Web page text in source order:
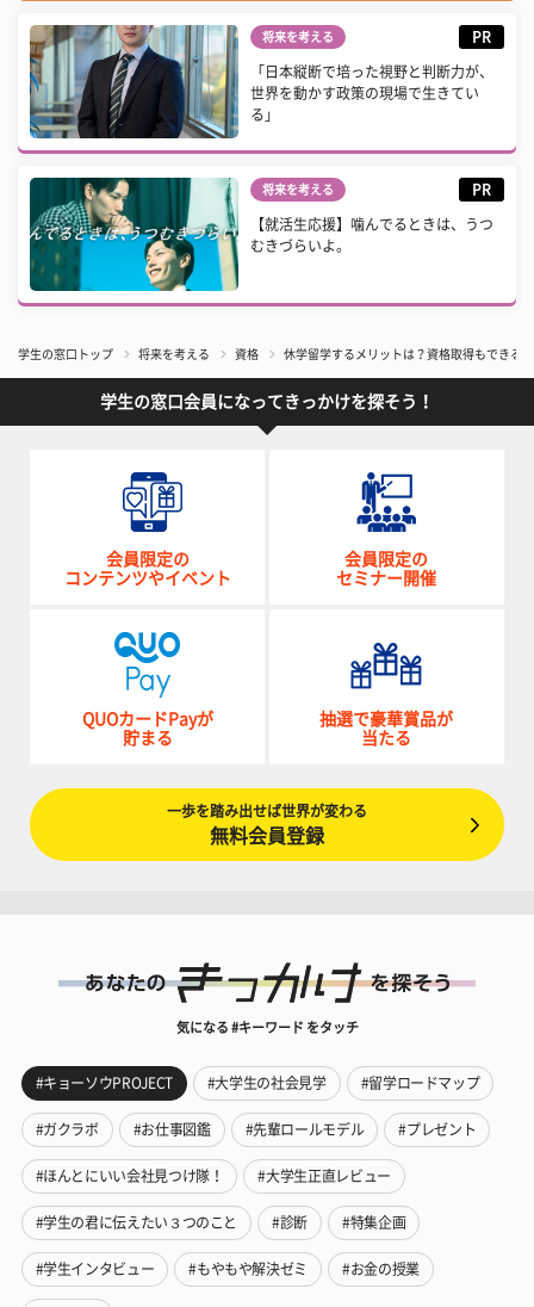
将来を考える PR
「日本縦断で培った視野と判断力が、
世界を動かす政策の現場で生きてい
る」
将来を考える PR
【就活生応援】噛んでるときは、うつ
むきづらいよ。
学生の窓口トップ 将来を考える 資格 休学留学するメリットは？資格取得もできる
学生の窓口会員になってきっかけを探そう！
会員限定の
コンテンツやイベント
会員限定の
セミナー開催
QUOカードPayが
貯まる
抽選で豪華賞品が
当たる
一歩を踏み出せば世界が変わる
無料会員登録
気になる #キーワード をタッチ
#キョーソウPROJECT #大学生の社会見学 #留学ロードマップ
#ガクラボ #お仕事図鑑 #先輩ロールモデル #プレゼント
#ほんとにいい会社見つけ隊！ #大学生正直レビュー
#学生の君に伝えたい３つのこと #診断 #特集企画
#学生インタビュー #もやもや解決ゼミ #お金の授業